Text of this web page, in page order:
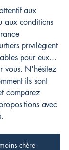
aux
aux conditions
privilégient
pour eux...
vous. N'hésitez
ils sont
comparez
avec
chère